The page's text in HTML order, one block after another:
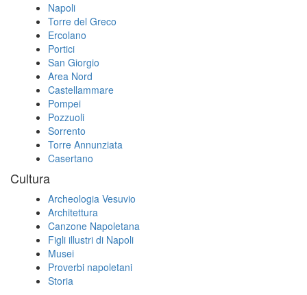
Napoli
Torre del Greco
Ercolano
Portici
San Giorgio
Area Nord
Castellammare
Pompei
Pozzuoli
Sorrento
Torre Annunziata
Casertano
Cultura
Archeologia Vesuvio
Architettura
Canzone Napoletana
Figli illustri di Napoli
Musei
Proverbi napoletani
Storia